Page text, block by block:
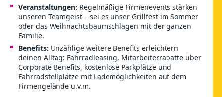
Veranstaltungen: Regelmäßige Firmenevents stärken
unseren Teamgeist – sei es unser Grillfest im Sommer
oder das Weihnachtsbaumschlagen mit der ganzen
Familie.
Benefits: Unzählige weitere Benefits erleichtern
deinen Alltag: Fahrradleasing, Mitarbeiterrabatte über
Corporate Benefits, kostenlose Parkplätze und
Fahrradstellplätze mit Lademöglichkeiten auf dem
Firmengelände u.v.m.